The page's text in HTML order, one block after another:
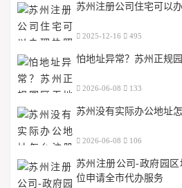
苏州注册公司住宅可以办
2025-12-16 495
怕地址异常？苏州正规
2026-06-08 133
苏州没有实际办公地址
2026-06-08 106
苏州注册公司-政府园
位申请全市代办服务